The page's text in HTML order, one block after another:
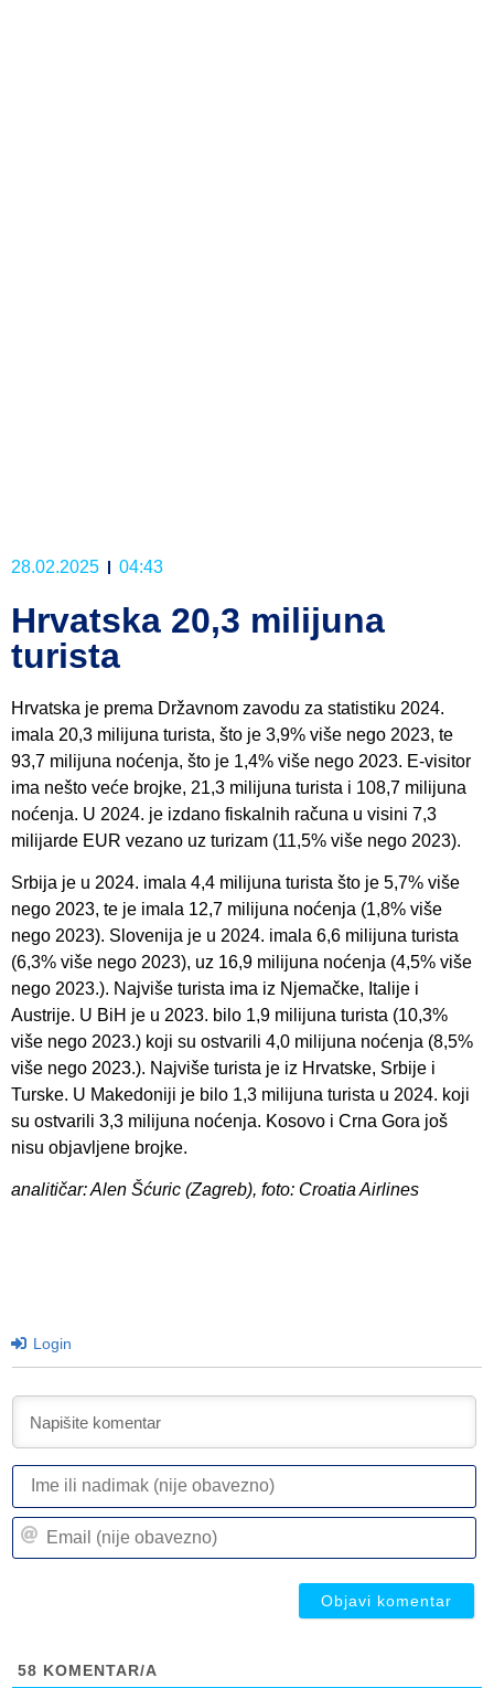
28.02.2025 04:43
Hrvatska 20,3 milijuna
turista
Hrvatska je prema Državnom zavodu za statistiku 2024.
imala 20,3 milijuna turista, što je 3,9% više nego 2023, te
93,7 milijuna noćenja, što je 1,4% više nego 2023. E-visitor
ima nešto veće brojke, 21,3 milijuna turista i 108,7 milijuna
noćenja. U 2024. je izdano fiskalnih računa u visini 7,3
milijarde EUR vezano uz turizam (11,5% više nego 2023).
Srbija je u 2024. imala 4,4 milijuna turista što je 5,7% više
nego 2023, te je imala 12,7 milijuna noćenja (1,8% više
nego 2023). Slovenija je u 2024. imala 6,6 milijuna turista
(6,3% više nego 2023), uz 16,9 milijuna noćenja (4,5% više
nego 2023.). Najviše turista ima iz Njemačke, Italije i
Austrije. U BiH je u 2023. bilo 1,9 milijuna turista (10,3%
više nego 2023.) koji su ostvarili 4,0 milijuna noćenja (8,5%
više nego 2023.). Najviše turista je iz Hrvatske, Srbije i
Turske. U Makedoniji je bilo 1,3 milijuna turista u 2024. koji
su ostvarili 3,3 milijuna noćenja. Kosovo i Crna Gora još
nisu objavljene brojke.
analitičar: Alen Šćuric (Zagreb), foto: Croatia Airlines
Login
58 KOMENTAR/A